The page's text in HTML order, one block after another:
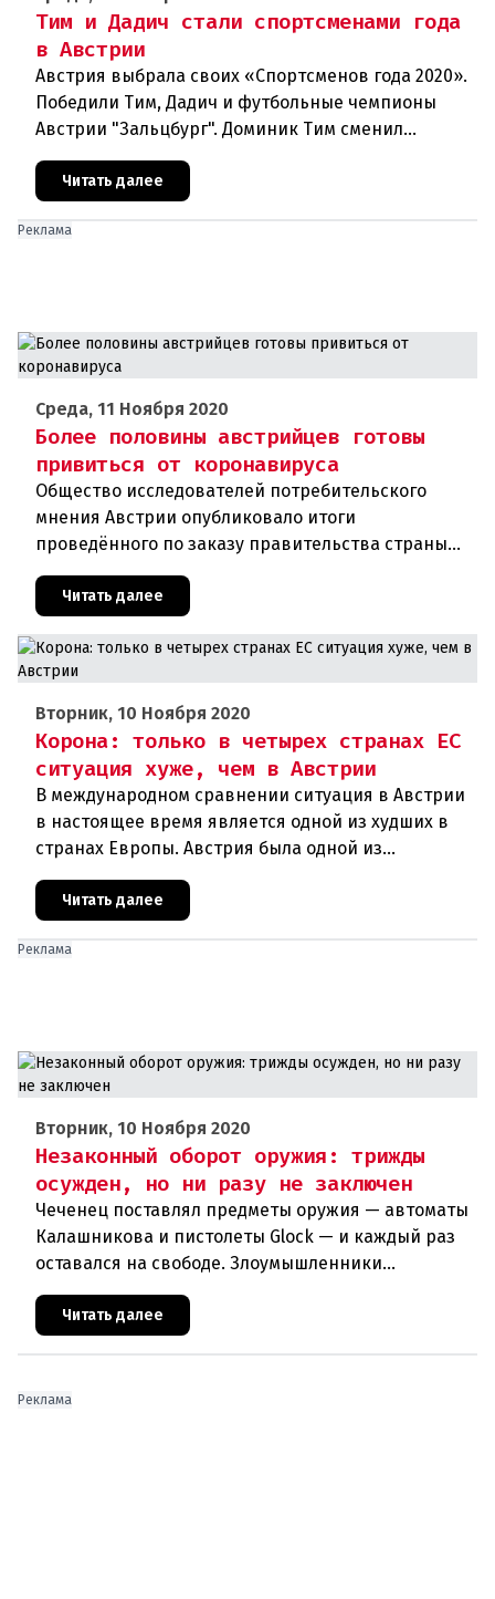
Тим и Дадич стали спортсменами года
в Австрии
Австрия выбрала своих «Спортсменов года 2020».
Победили Тим, Дадич и футбольные чемпионы
Австрии "Зальцбург". Доминик Тим сменил
постоянного победителя Марселя Хиршера в
ранге Спортсмена года. На выбо
Читать далее
Реклама
Среда, 11 Ноября 2020
Более половины австрийцев готовы
привиться от коронавируса
Общество исследователей потребительского
мнения Австрии опубликовало итоги
проведённого по заказу правительства страны
соцопроса. В соответствии с ним около 54
процентов граждан республики хотят добро
Читать далее
Вторник, 10 Ноября 2020
Корона: только в четырех странах ЕС
ситуация хуже, чем в Австрии
В международном сравнении ситуация в Австрии
в настоящее время является одной из худших в
странах Европы. Австрия была одной из
образцовых стран во время первой волны
короны, но сейчас сильно отстает
Читать далее
Реклама
Вторник, 10 Ноября 2020
Незаконный оборот оружия: трижды
осужден, но ни разу не заключен
Чеченец поставлял предметы оружия — автоматы
Калашникова и пистолеты Glock — и каждый раз
оставался на свободе. Злоумышленники
используют незаконный оборот оружия в своих
террористических планах. Куйт
Читать далее
Реклама